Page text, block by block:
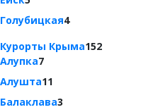
Голубицкая4
Курорты Крыма152
Алупка7
Алушта11
Балаклава3